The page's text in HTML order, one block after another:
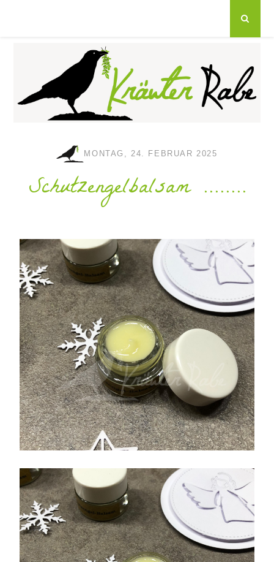
MONTAG, 24. FEBRUAR 2025
Schutzengelbalsam ........